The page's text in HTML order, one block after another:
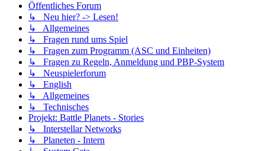
Öffentliches Forum
↳ Neu hier? -> Lesen!
↳ Allgemeines
↳ Fragen rund ums Spiel
↳ Fragen zum Programm (ASC und Einheiten)
↳ Fragen zu Regeln, Anmeldung und PBP-System
↳ Neuspielerforum
↳ English
↳ Allgemeines
↳ Technisches
Projekt: Battle Planets - Stories
↳ Interstellar Networks
↳ Planeten - Intern